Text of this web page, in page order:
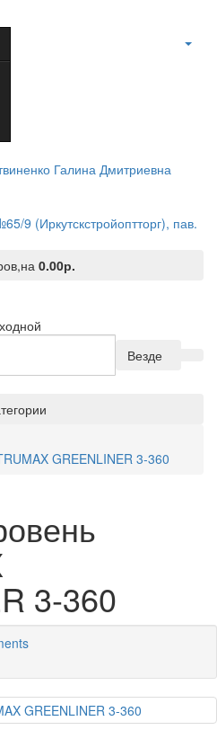
9 (Иркутскстройоптторг), пав.
на 0.00р.
Везде
GREENLINER 3-360
3-360